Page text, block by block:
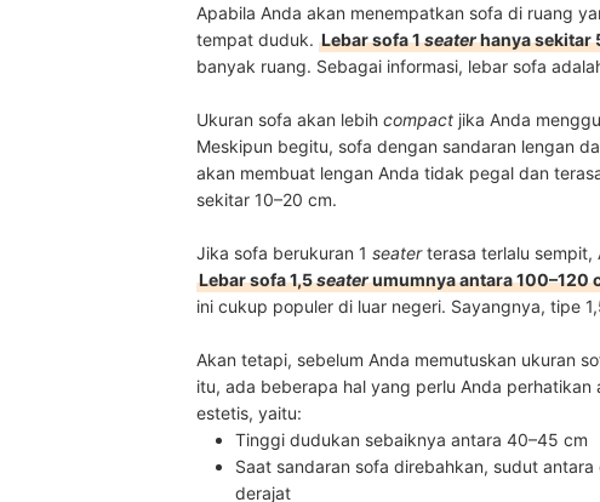
Apabila Anda akan menempatkan sofa di ruang
tempat duduk. Lebar sofa 1seaterhanya sekitar
banyak ruang. Sebagai informasi, lebar sofa
Ukuran sofa akan lebih compact jika Anda
Meskipun begitu, sofa dengan sandaran lengan
akan membuat lengan Anda tidak pegal dan
sekitar 10–20 cm.
Jika sofa berukuran 1 seaterterasa terlalu sempit,
Lebar sofa 1,5seaterumumnya antara 100–120
ini cukup populer di luar negeri. Sayangnya, tipe
Akan tetapi, sebelum Anda memutuskan ukuran
itu, ada beberapa hal yang perlu Anda
estetis, yaitu:
Tinggi dudukan sebaiknya antara 40–45 cm
Saat sandaran sofa direbahkan, sudut
derajat